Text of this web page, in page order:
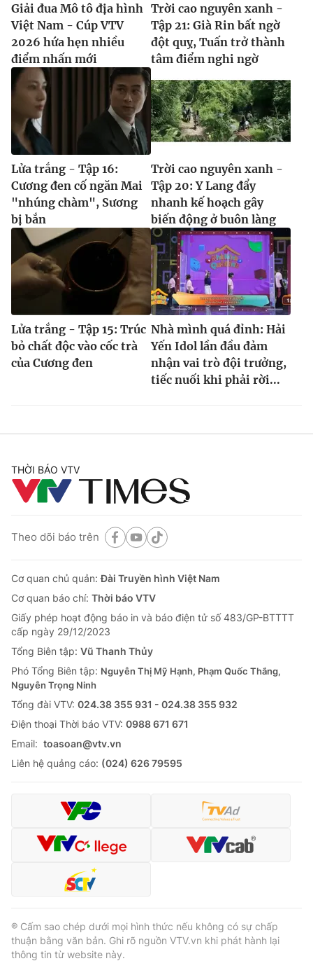
Giải đua Mô tô địa hình
Việt Nam - Cúp VTV
2026 hứa hẹn nhiều
điểm nhấn mới
Trời cao nguyên xanh -
Tập 21: Già Rin bất ngờ
đột quỵ, Tuấn trở thành
tâm điểm nghi ngờ
Lửa trắng - Tập 16:
Cương đen cố ngăn Mai
"nhúng chàm", Sương
bị bắn
Trời cao nguyên xanh -
Tập 20: Y Lang đẩy
nhanh kế hoạch gây
biến động ở buôn làng
Lửa trắng - Tập 15: Trúc
bỏ chất độc vào cốc trà
của Cương đen
Nhà mình quá đỉnh: Hải
Yến Idol lần đầu đảm
nhận vai trò đội trưởng,
tiếc nuối khi phải rời...
THỜI BÁO VTV
Theo dõi báo trên
Cơ quan chủ quản:Đài Truyền hình Việt Nam
Cơ quan báo chí: Thời báo VTV
Giấy phép hoạt động báo in và báo điện tử số 483/GP-BTTTT
cấp ngày 29/12/2023
Tổng Biên tập: Vũ Thanh Thủy
Phó Tổng Biên tập: Nguyễn Thị Mỹ Hạnh, Phạm Quốc Thắng,
Nguyễn Trọng Ninh
Tổng đài VTV: 024.38 355 931 - 024.38 355 932
Ðiện thoại Thời báo VTV: 0988 671 671
Email: toasoan@vtv.vn
Liên hệ quảng cáo: (024) 626 79595
® Cấm sao chép dưới mọi hình thức nếu không có sự chấp
thuận bằng văn bản. Ghi rõ nguồn VTV.vn khi phát hành lại
thông tin từ website này.